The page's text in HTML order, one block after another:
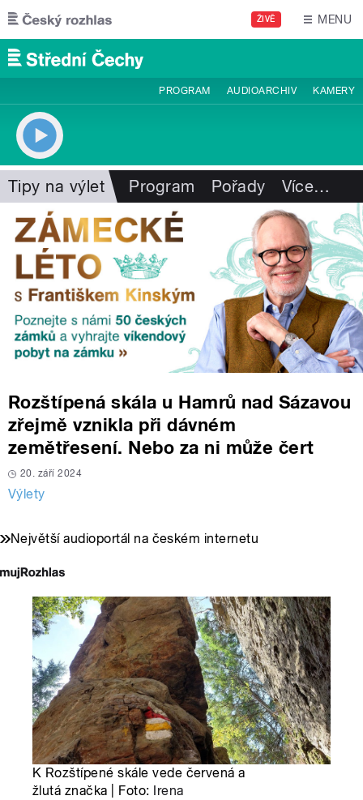
Přejít k hlavnímu obsahu
ŽIVĚ MENU
PROGRAM AUDIOARCHIV KAMERY
Tipy na výlet Program Pořady Více…
Rozštípená skála u Hamrů nad Sázavou
zřejmě vznikla při dávném
zemětřesení. Nebo za ni může čert
20. září 2024
Výlety
Největší audioportál na českém internetu
K Rozštípené skále vede červená a
žlutá značka | Foto: Irena